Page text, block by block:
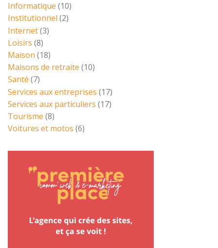
Informatique (10)
Institutionnel (2)
Internet(3)
Loisirs (8)
Maison (18)
Maisons de retraite (10)
Santé (7)
Services aux entreprises (17)
Services aux particuliers (17)
Tourisme (8)
Voitures et motos (6)